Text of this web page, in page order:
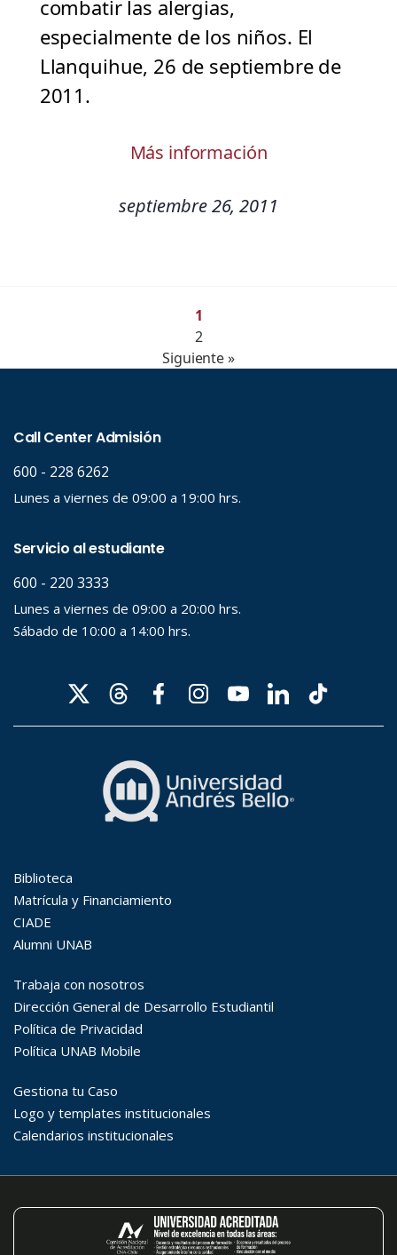
combatir las alergias,
especialmente de los niños. El
Llanquihue, 26 de septiembre de
2011.
Más información
septiembre 26, 2011
1
2
Siguiente »